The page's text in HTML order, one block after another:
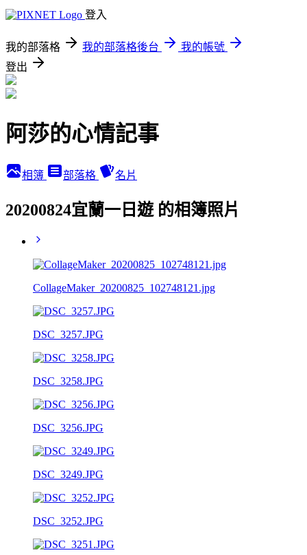
登入
我的部落格 我的部落格後台
我的帳號
登出
阿莎的心情記事
相簿 部落格 名片
20200824宜蘭一日遊 的相簿照片
CollageMaker_20200825_102748121.jpg
DSC_3257.JPG
DSC_3258.JPG
DSC_3256.JPG
DSC_3249.JPG
DSC_3252.JPG